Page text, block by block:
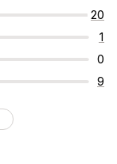
20
1
0
9